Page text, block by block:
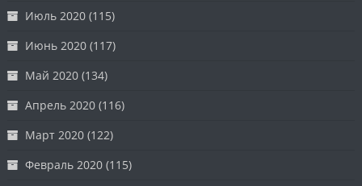
Июль 2020 (115)
Июнь 2020 (117)
Май 2020 (134)
Апрель 2020 (116)
Март 2020 (122)
Февраль 2020 (115)